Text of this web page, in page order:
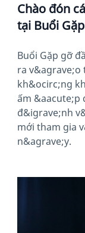
Chào đón
tại Buổi
Buổi Gặp gỡ
ra
kh&ocirc;ng
ấm &aacute;p
đ&igrave;nh
mới tham gia
n&agrave;y.